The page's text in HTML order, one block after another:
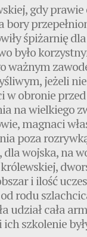
gdy prawie
bory
śpiżarnię
było
ważnym
jeżeli
w obronie
na wielkiego
magnaci
poza
dla wojska, na
i ilość
rodu
udział cała
szkolenie